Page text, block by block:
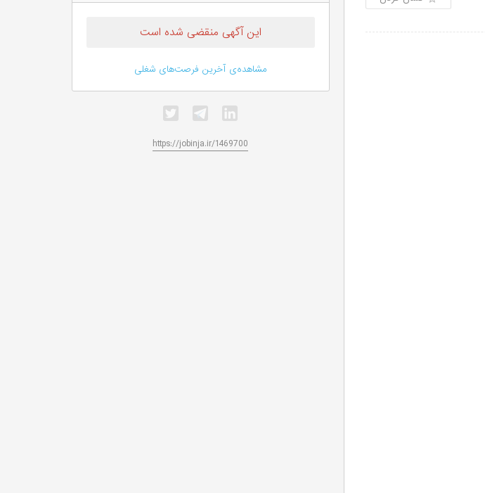
این آگهی منقضی شده است
مشاهده‌ی آخرین فرصت‌های شغلی
https://jobinja.ir/1469700